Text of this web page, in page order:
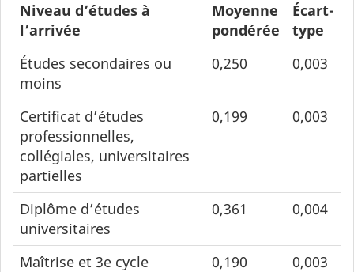
Niveau d’études à
l’arrivée
Moyenne
pondérée
Écart-
type
Études secondaires ou
moins
0,250 0,003
Certificat d’études
professionnelles,
collégiales, universitaires
partielles
0,199 0,003
Diplôme d’études
universitaires
0,361 0,004
Maîtrise et 3e cycle 0,190 0,003